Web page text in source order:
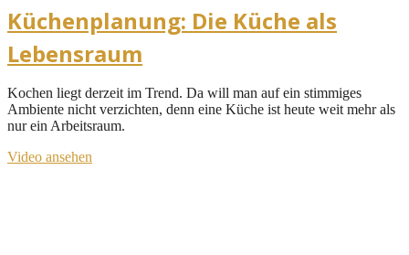
Küchenplanung: Die Küche als
Lebensraum
Kochen liegt derzeit im Trend. Da will man auf ein stimmiges
Ambiente nicht verzichten, denn eine Küche ist heute weit mehr als
nur ein Arbeitsraum.
Video ansehen